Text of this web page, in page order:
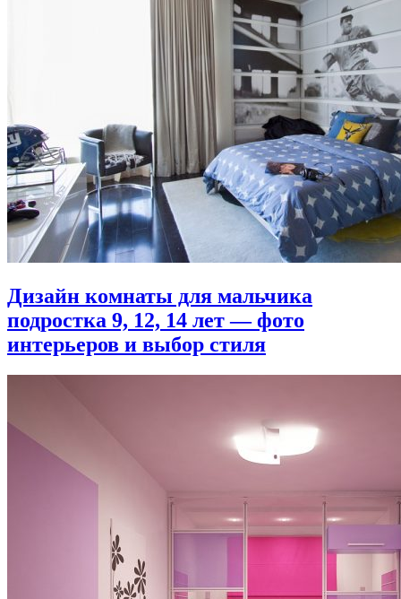
Дизайн комнаты для мальчика
подростка 9, 12, 14 лет — фото
интерьеров и выбор стиля